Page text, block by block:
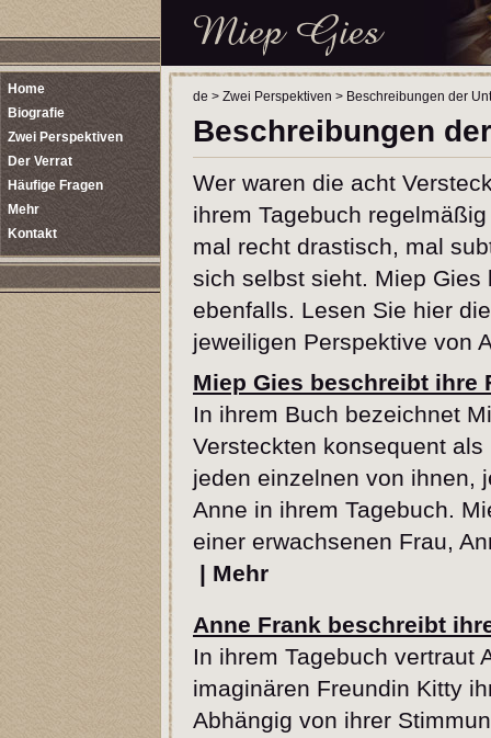
Home
Biografie
Zwei Perspektiven
Der Verrat
Häufige Fragen
Mehr
Kontakt
de > Zwei Perspektiven > Beschreibungen der
Beschreibungen
Wer waren die acht
ihrem Tagebuch
mal recht drastisch, mal
sich selbst sieht. Miep
ebenfalls. Lesen Sie hier
jeweiligen Perspektive von
Miep Gies beschreibt ihre
In ihrem Buch bezeichnet
Versteckten konsequent
jeden einzelnen von ihnen,
Anne in ihrem Tagebuch.
einer erwachsenen Frau,
| Mehr
Anne Frank beschreibt
In ihrem Tagebuch vertraut
imaginären Freundin Kitty
Abhängig von ihrer